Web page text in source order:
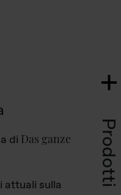
Prodotti
di Das ganze
attuali sulla